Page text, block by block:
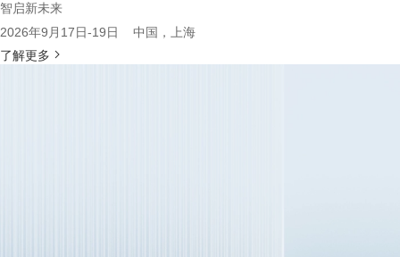
智启新未来
2026年9月17日-19日 中国，上海
了解更多